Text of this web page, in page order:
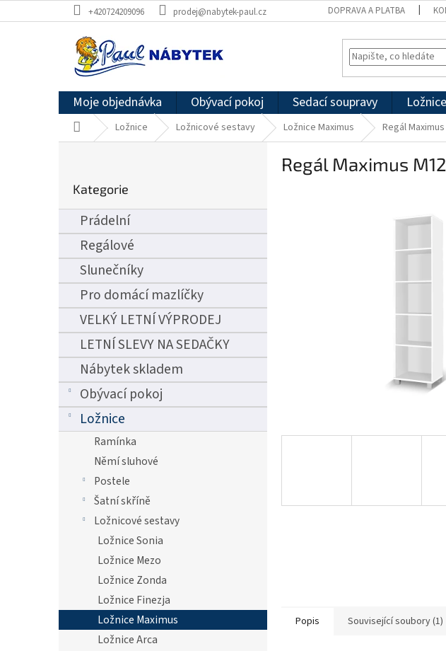
na
+420724209096 prodej@nabytek-paul.cz DOPRAVA A PLATBA
Moje objednávka Obývací pokoj Sedací soupravy Ložnice
Domů Ložnice Ložnicové sestavy Ložnice Maximus Regál
r
n
p
a
e
kategorie
Kategorie
Prádelní
Regálové
Slunečníky
Pro domácí mazlíčky
VELKÝ LETNÍ VÝPRODEJ
LETNÍ SLEVY NA SEDAČKY
Nábytek skladem
Obývací pokoj
Ložnice
Ramínka
Němí sluhové
Postele
Šatní skříně
Ložnicové sestavy
Ložnice Sonia
Ložnice Mezo
Ložnice Zonda
Ložnice Finezja
Ložnice Maximus
Ložnice Arca
Regál Maximus M12
Popis Související soubory (1)